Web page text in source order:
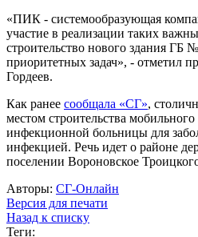
«ПИК - системообразующая
участие в реализации таких
строительство нового здания ГБ
приоритетных задач», - отметил
Гордеев.
Как ранее сообщала «СГ»,
местом строительства
инфекционной больницы для
инфекцией. Речь идет о районе
поселении Вороновское
Авторы: СГ-Онлайн
Версия для печати
Назад к списку
Теги: